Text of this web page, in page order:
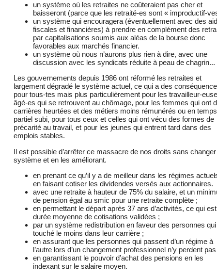
un système où les retraites ne coûteraient pas cher et
baisseront (parce que les retraité-es sont « improductif-
un système qui encouragera (éventuellement avec des
fiscales et financières) à prendre en complément des
par capitalisations soumis aux aléas de la bourse donc
favorables aux marchés financier.
un système où nous n’aurons plus rien à dire, avec une
discussion avec les syndicats réduite à peau de chagrin...
Les gouvernements depuis 1986 ont réformé les retraites et
largement dégradé le système actuel, ce qui a des
pour tous-tes mais plus particulièrement pour les travailleur-
âgé-es qui se retrouvent au chômage, pour les femmes qui ont
carrières heurtées et des métiers moins rémunérés ou en temps
partiel subi, pour tous ceux et celles qui ont vécu des formes de
précarité au travail, et pour les jeunes qui entrent tard dans des
emplois stables.
Il est possible d’arrêter ce massacre de nos droits sans
système et en les améliorant.
en prenant ce qu’il y a de meilleur dans les régimes
en faisant cotiser les dividendes versés aux actionnaires.
avec une retraite à hauteur de 75% du salaire, et un
de pension égal au smic pour une retraite complète ;
en permettant le départ après 37 ans d’activités, ce qui
durée moyenne de cotisations validées ;
par un système redistribution en faveur des personnes
touché le moins dans leur carrière ;
en assurant que les personnes qui passent d’un régime à
l’autre lors d’un changement professionnel n’y perdent pas
en garantissant le pouvoir d’achat des pensions en les
indexant sur le salaire moyen.